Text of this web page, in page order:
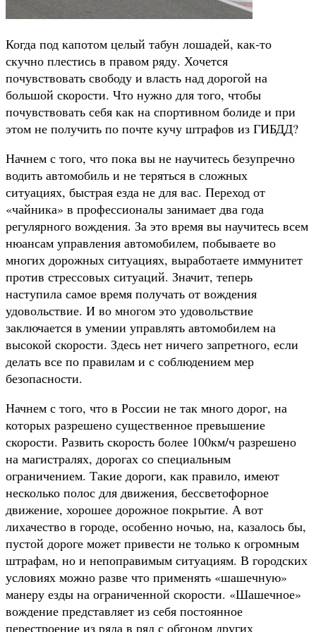
Когда под капотом целый табун лошадей, как-то
скучно плестись в правом ряду. Хочется
почувствовать свободу и власть над дорогой на
большой скорости. Что нужно для того, чтобы
почувствовать себя как на спортивном болиде и при
этом не получить по почте кучу штрафов из ГИБДД?
Начнем с того, что пока вы не научитесь безупречно
водить автомобиль и не теряться в сложных
ситуациях, быстрая езда не для вас. Переход от
«чайника» в профессионалы занимает два года
регулярного вождения. За это время вы научитесь всем
нюансам управления автомобилем, побываете во
многих дорожных ситуациях, выработаете иммунитет
против стрессовых ситуаций. Значит, теперь
наступила самое время получать от вождения
удовольствие. И во многом это удовольствие
заключается в умении управлять автомобилем на
высокой скорости. Здесь нет ничего запретного, если
делать все по правилам и с соблюдением мер
безопасности.
Начнем с того, что в России не так много дорог, на
которых разрешено существенное превышение
скорости. Развить скорость более 100км/ч разрешено
на магистралях, дорогах со специальным
ограничением. Такие дороги, как правило, имеют
несколько полос для движения, бессветофорное
движение, хорошее дорожное покрытие. А вот
лихачество в городе, особенно ночью, на, казалось бы,
пустой дороге может привести не только к огромным
штрафам, но и непоправимым ситуациям. В городских
условиях можно разве что применять «шашечную»
манеру езды на ограниченной скорости. «Шашечное»
вождение представляет из себя постоянное
перестроение из ряда в ряд с обгоном других